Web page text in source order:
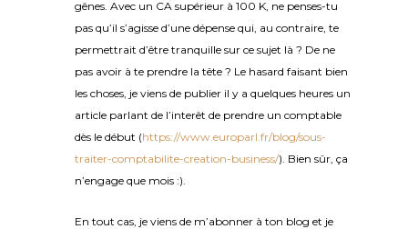
gênes. Avec un CA supérieur à 100 K, ne penses-tu
pas qu’il s’agisse d’une dépense qui, au contraire, te
permettrait d’être tranquille sur ce sujet là ? De ne
pas avoir à te prendre la tête ? Le hasard faisant bien
les choses, je viens de publier il y a quelques heures un
article parlant de l’interêt de prendre un comptable
dès le début (https://www.europarl.fr/blog/sous-
traiter-comptabilite-creation-business/). Bien sûr, ça
n’engage que mois :).
En tout cas, je viens de m’abonner à ton blog et je